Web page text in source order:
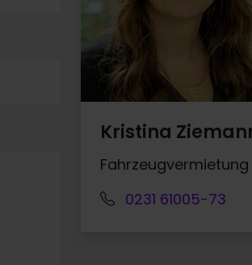
Kristina
Fahrzeugvermietung
0231 61005-73